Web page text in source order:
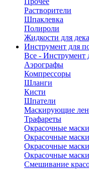
Растворители
Шпаклевка
Полироли
Жидкости для
Инструмент для
Все - Инструмент
Аэрографы
Компрессоры
Шланги
Кисти
Шпатели
Маскирующие
Трафареты
Окрасочные
Окрасочные
Окрасочные
Окрасочные
Смешивание